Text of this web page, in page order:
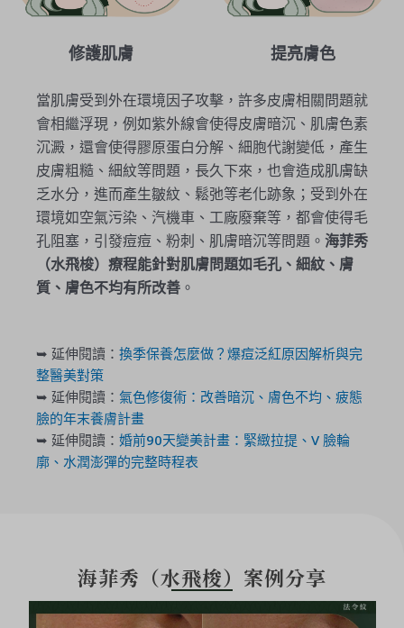
修護肌膚 提亮膚色
當肌膚受到外在環境因子攻擊，許多皮膚相關問題就
會相繼浮現，例如紫外線會使得皮膚暗沉、肌膚色素
沉澱，還會使得膠原蛋白分解、細胞代謝變低，產生
皮膚粗糙、細紋等問題，長久下來，也會造成肌膚缺
乏水分，進而產生皺紋、鬆弛等老化跡象；受到外在
環境如空氣污染、汽機車、工廠廢棄等，都會使得毛
孔阻塞，引發痘痘、粉刺、肌膚暗沉等問題。 海菲秀
（水飛梭）療程能針對肌膚問題如毛孔、細紋、膚
質、膚色不均有所改善 。
➥ 延伸閱讀： 換季保養怎麼做？爆痘泛紅原因解析與完
整醫美對策
➥ 延伸閱讀： 氣色修復術：改善暗沉、膚色不均、疲態
臉的年末養膚計畫
➥ 延伸閱讀： 婚前90天變美計畫：緊緻拉提、V 臉輪
廓、水潤澎彈的完整時程表
海菲秀（水飛梭）案例分享